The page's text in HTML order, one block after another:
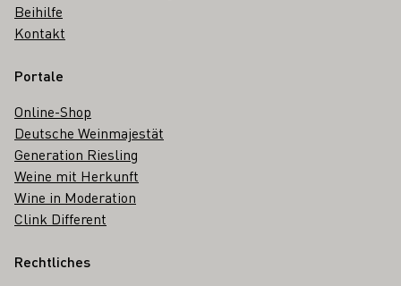
Beihilfe
Kontakt
Portale
Online-Shop
Deutsche Weinmajestät
Generation Riesling
Weine mit Herkunft
Wine in Moderation
Clink Different
Rechtliches